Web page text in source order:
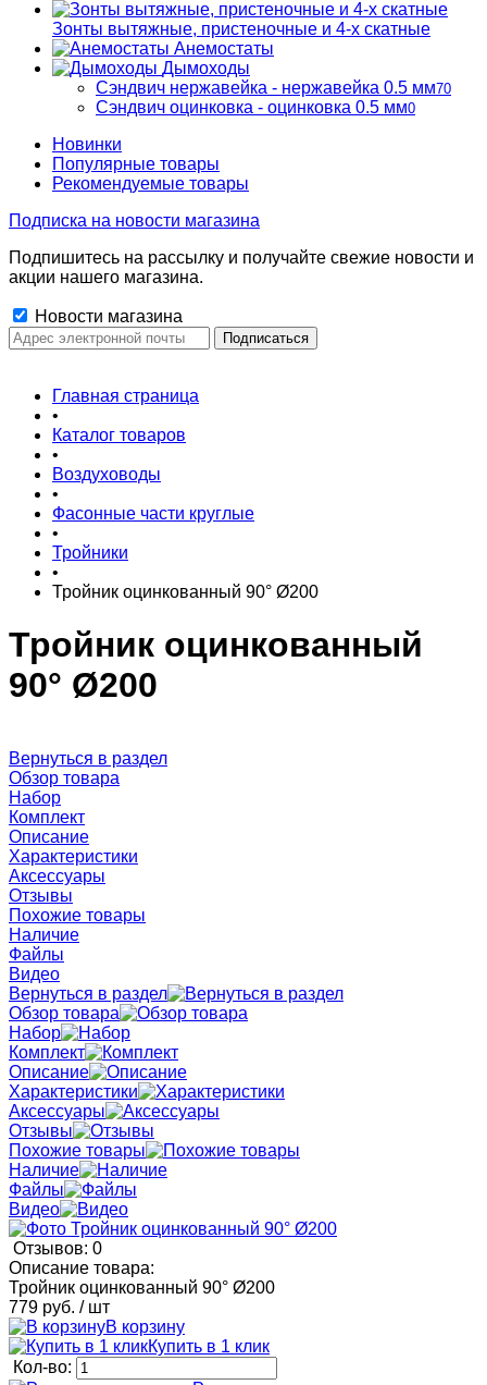
Зонты вытяжные, пристеночные и 4-х скатные
Анемостаты
Дымоходы
Сэндвич нержавейка - нержавейка 0.5 мм70
Сэндвич оцинковка - оцинковка 0.5 мм0
Новинки
Популярные товары
Рекомендуемые товары
Подписка на новости магазина
Подпишитесь на рассылку и получайте свежие новости и
акции нашего магазина.
Новости магазина
Главная страница
•
Каталог товаров
•
Воздуховоды
•
Фасонные части круглые
•
Тройники
•
Тройник оцинкованный 90° Ø200
Тройник оцинкованный
90° Ø200
Вернуться в раздел
Обзор товара
Набор
Комплект
Описание
Характеристики
Аксессуары
Отзывы
Похожие товары
Наличие
Файлы
Видео
Вернуться в раздел
Обзор товара
Набор
Комплект
Описание
Характеристики
Аксессуары
Отзывы
Похожие товары
Наличие
Файлы
Видео
Отзывов: 0
Описание товара:
Тройник оцинкованный 90° Ø200
779 руб. / шт
В корзину
Купить в 1 клик
Кол-во: